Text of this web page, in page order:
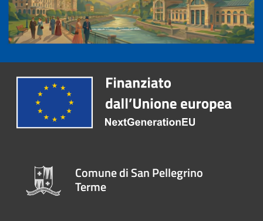
Comune di San Pellegrino
Terme